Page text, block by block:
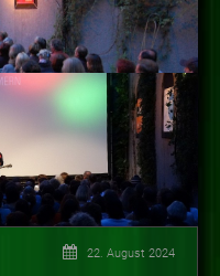
22. August 2024